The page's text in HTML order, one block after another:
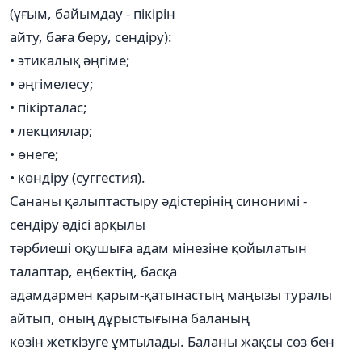
(ұғым, байымдау - пікірін
айту, баға беру, сендіру):
• этикалық әңгіме;
• әңгімелесу;
• пікірталас;
• лекциялар;
• өнеге;
• көндіру (суггестия).
Сананы қалыптастыру әдістерінің синонимі -
сендіру әдісі арқылы
тәрбиеші оқушыға адам мінезіне қойылатын
талаптар, еңбектің, басқа
адамдармен қарым-қатынастың маңызы туралы
айтып, оның дұрыстығына баланың
көзін жеткізуге ұмтылады. Баланы жақсы сөз бен